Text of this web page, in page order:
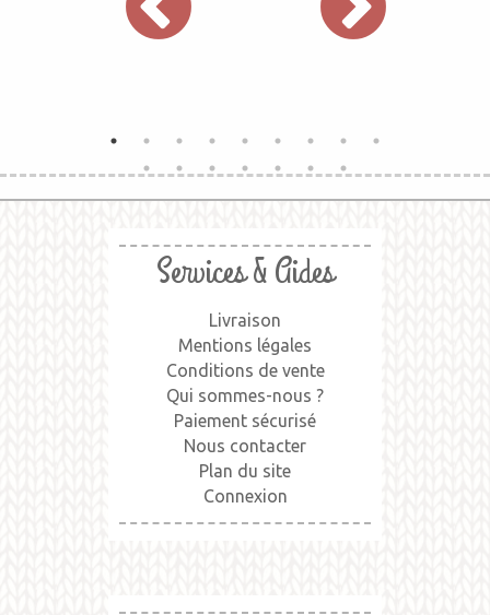
Services & Aides
Livraison
Mentions légales
Conditions de vente
Qui sommes-nous ?
Paiement sécurisé
Nous contacter
Plan du site
Connexion